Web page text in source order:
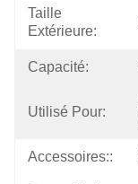
Taille
Extérieure:
Capacité:
Utilisé Pour:
Accessoires::